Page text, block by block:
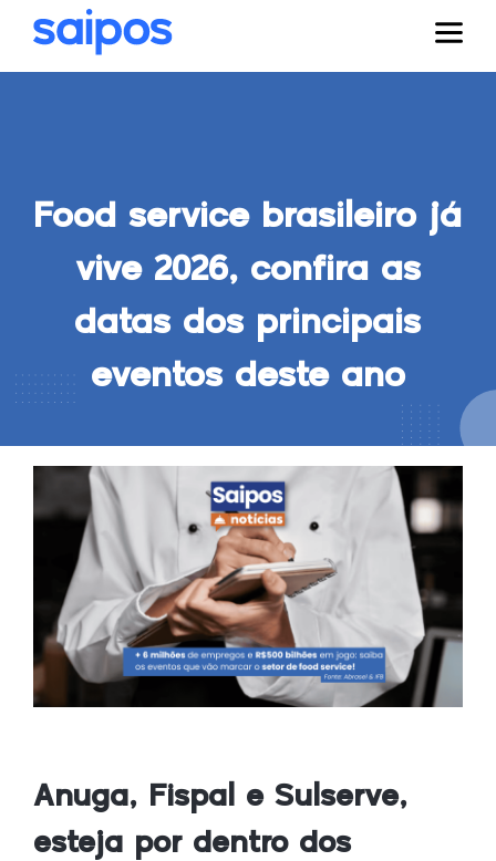
Food service brasileiro já
vive 2026, confira as
datas dos principais
eventos deste ano
Anuga, Fispal e Sulserve,
esteja por dentro dos